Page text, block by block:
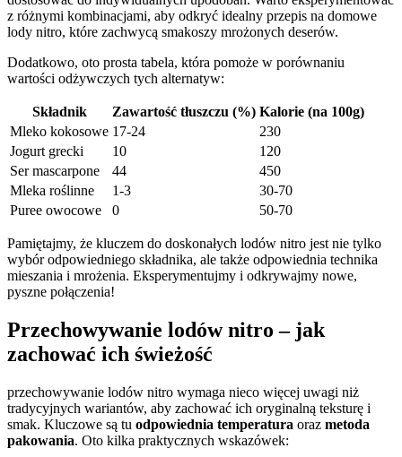
z różnymi kombinacjami, aby odkryć idealny przepis na domowe
lody nitro, które zachwycą ⁢smakoszy mrożonych deserów.
Dodatkowo, oto ⁣prosta tabela, która pomoże w porównaniu
wartości odżywczych tych alternatyw:
Składnik Zawartość tłuszczu (%) Kalorie (na 100g)
Mleko kokosowe 17-24
230
Jogurt grecki
10
120
Ser mascarpone
44
450
Mleka ‍roślinne
1-3
30-70
Puree owocowe
0 50-70
Pamiętajmy, że kluczem do doskonałych ​lodów ⁤nitro jest nie tylko
wybór odpowiedniego składnika, ale ⁢także odpowiednia technika
mieszania i mrożenia. Eksperymentujmy i ⁢odkrywajmy⁤ nowe,
⁢pyszne połączenia!
Przechowywanie lodów nitro ‌– jak‍
zachować ich świeżość
przechowywanie lodów‌ nitro ⁣wymaga​ nieco więcej uwagi niż
tradycyjnych ‌wariantów, aby zachować ich oryginalną teksturę i‌
smak. Kluczowe ⁢są tu odpowiednia temperatura oraz metoda
pakowania. Oto kilka praktycznych wskazówek: